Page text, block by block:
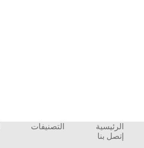
الرئيسية التصنيفات
إتصل بنا